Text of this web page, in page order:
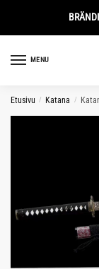
MENU
Etusivu / Katana /